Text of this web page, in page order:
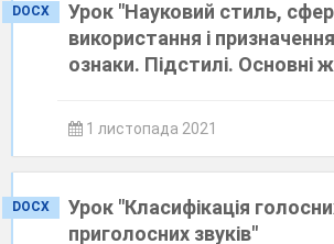
DOCX
Урок "Науковий стиль,
використання і
ознаки. Підстилі. Основні
1 листопада 2021
DOCX
Урок "Класифікація
приголосних звуків"